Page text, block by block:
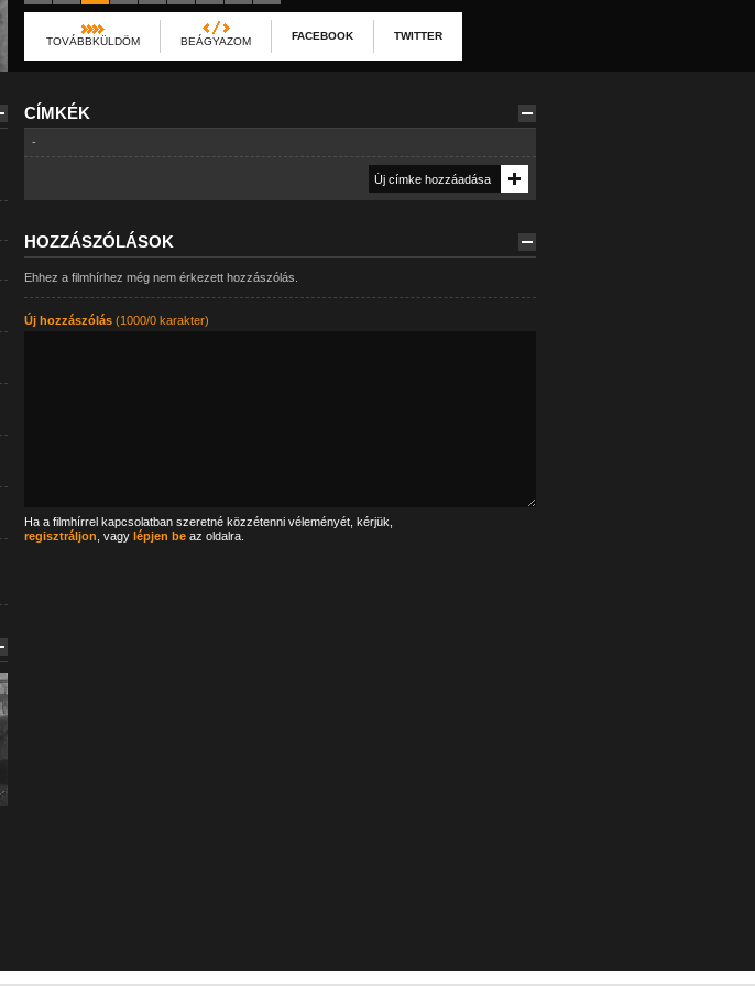
TOVÁBBKÜLDÖM BEÁGYAZOM FACEBOOK TWITTER
CÍMKÉK
-
HOZZÁSZÓLÁSOK
Ehhez a filmhírhez még nem érkezett hozzászólás.
Új hozzászólás(1000/0 karakter)
Ha a filmhírrel kapcsolatban szeretné közzétenni véleményét, kérjük,
regisztráljon , vagy lépjen beaz oldalra.